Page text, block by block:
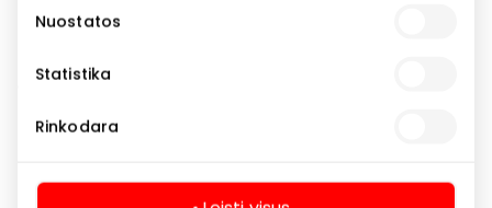
Nuostatos
Statistika
Rinkodara
Grožio išpardavimas iki 40%* nuolaida.